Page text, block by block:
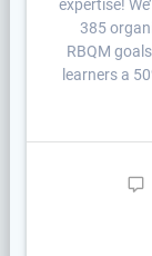
expertise!
385
RBQM
learners a